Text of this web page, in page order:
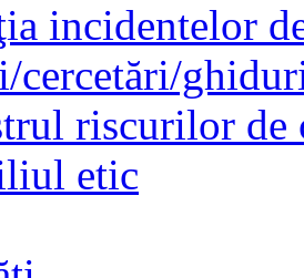
incidentelor
cercetări/
riscurilor de
etic